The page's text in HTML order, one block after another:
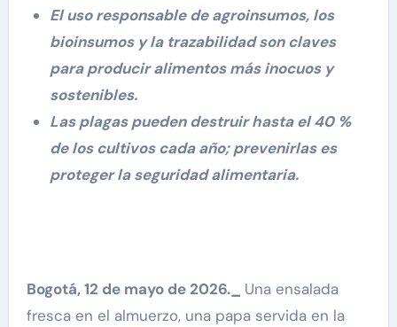
El uso responsable de agroinsumos, los
bioinsumos y la trazabilidad son claves
para producir alimentos más inocuos y
sostenibles.
Las plagas pueden destruir hasta el 40 %
de los cultivos cada año; prevenirlas es
proteger la seguridad alimentaria.
Bogotá, 12 de mayo de 2026._ Una ensalada
fresca en el almuerzo, una papa servida en la